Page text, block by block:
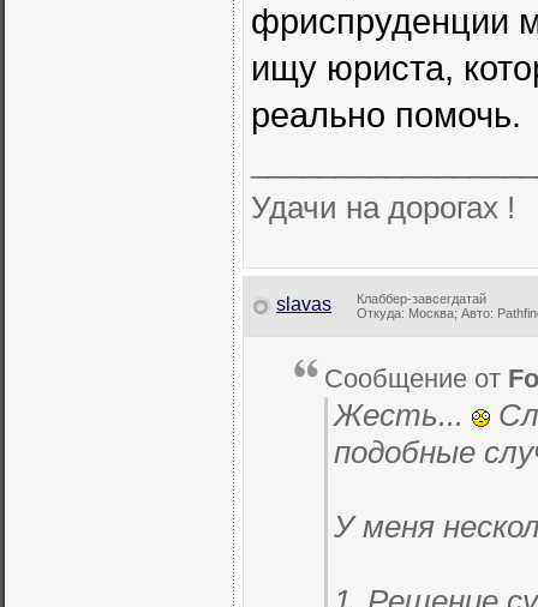
фриспруденции
ищу юриста,
реально помочь.
Удачи на дорогах !
slavas
Клаббер-завсегдатай
Откуда: Москва; Авто:
Сообщение от
Жесть...
подобные
У меня